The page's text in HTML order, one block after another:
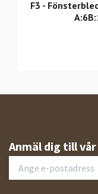
F3 -
Anmäl dig till